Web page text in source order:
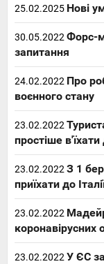
25.02.2025 Нові
30.05.2022 Форс-
запитання
24.02.2022 Про
воєнного стану
23.02.2022
простіше
23.02.2022 З 1
приїхати до
23.02.2022
23.02.2022 У ЄС